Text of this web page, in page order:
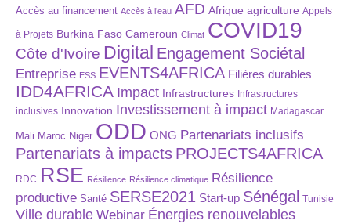
Accès au financement Accès à l’eau AFD Afrique agriculture Appels
à Projets Burkina Faso Cameroun Climat COVID19
Côte d'Ivoire Digital Engagement Sociétal
Entreprise ESS EVENTS4AFRICA Filières durables
IDD4AFRICA Impact Infrastructures Infrastructures
inclusives Innovation Investissement à impact Madagascar
Mali Maroc Niger ODD ONG Partenariats inclusifs
Partenariats à impacts PROJECTS4AFRICA
RDC RSE Résilience Résilience climatique Résilience
productive Santé SERSE2021 Start-up Sénégal Tunisie
Ville durable Webinar Énergies renouvelables